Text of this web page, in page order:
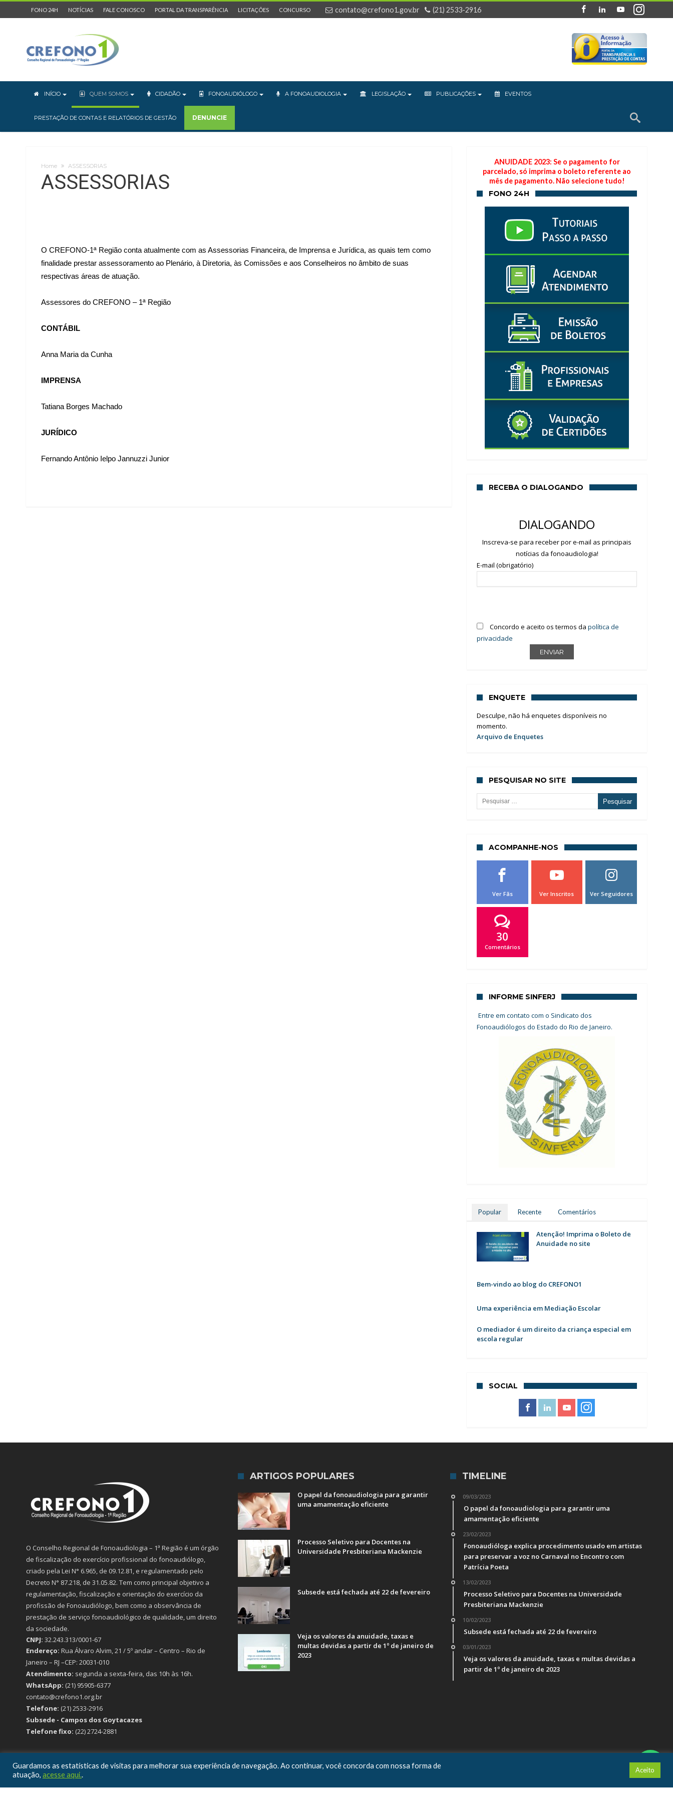
FONO 24H NOTÍCIAS FALE CONOSCO PORTAL DA TRANSPARÊNCIA LICITAÇÕES CONCURSO contato@crefono1.gov.br (21) 2533-2916
INÍCIO QUEM SOMOS CIDADÃO FONOAUDIÓLOGO A FONOAUDIOLOGIA LEGISLAÇÃO PUBLICAÇÕES EVENTOS
PRESTAÇÃO DE CONTAS E RELATÓRIOS DE GESTÃO DENUNCIE
Home ASSESSORIAS
ASSESSORIAS
O CREFONO-1ª Região conta atualmente com as Assessorias Financeira, de Imprensa e Jurídica, as quais tem como
finalidade prestar assessoramento ao Plenário, à Diretoria, às Comissões e aos Conselheiros no âmbito de suas
respectivas áreas de atuação.
Assessores do CREFONO – 1ª Região
CONTÁBIL
Anna Maria da Cunha
IMPRENSA
Tatiana Borges Machado
JURÍDICO
Fernando Antônio Ielpo Jannuzzi Junior
ANUIDADE 2023: Se o pagamento for
parcelado, só imprima o boleto referente ao
mês de pagamento. Não selecione tudo!
FONO 24H
RECEBA O DIALOGANDO
DIALOGANDO
Inscreva-se para receber por e-mail as principais
notícias da fonoaudiologia!
E-mail (obrigatório)
Concordo e aceito os termos da política de
privacidade
ENQUETE
Desculpe, não há enquetes disponíveis no
momento.
Arquivo de Enquetes
PESQUISAR NO SITE
Pesquisar por:
ACOMPANHE-NOS
Ver Fãs Ver Inscritos Ver Seguidores
30
Comentários
INFORME SINFERJ
Entre em contato com o Sindicato dos
Fonoaudiólogos do Estado do Rio de Janeiro.
Popular Recente Comentários
Atenção! Imprima o Boleto de
Anuidade no site
Bem-vindo ao blog do CREFONO1
Uma experiência em Mediação Escolar
O mediador é um direito da criança especial em
escola regular
SOCIAL
O Conselho Regional de Fonoaudiologia – 1ª Região é um órgão
de fiscalização do exercício profissional do fonoaudiólogo,
criado pela Lei N° 6.965, de 09.12.81, e regulamentado pelo
Decreto N° 87.218, de 31.05.82. Tem como principal objetivo a
regulamentação, fiscalização e orientação do exercício da
profissão de Fonoaudiólogo, bem como a observância de
prestação de serviço fonoaudiológico de qualidade, um direito
da sociedade.
CNPJ: 32.243.313/0001-67
Endereço: Rua Álvaro Alvim, 21 / 5º andar – Centro – Rio de
Janeiro – RJ –CEP: 20031-010
Atendimento: segunda a sexta-feira, das 10h às 16h.
WhatsApp: (21) 95905-6377
contato@crefono1.org.br
Telefone: (21) 2533-2916
Subsede - Campos dos Goytacazes
Telefone fixo: (22) 2724-2881
ACOMPANHE-NOS
ARTIGOS POPULARES
O papel da fonoaudiologia para garantir
uma amamentação eficiente
Processo Seletivo para Docentes na
Universidade Presbiteriana Mackenzie
Subsede está fechada até 22 de fevereiro
Veja os valores da anuidade, taxas e
multas devidas a partir de 1º de janeiro de
2023
TIMELINE
09/03/2023
O papel da fonoaudiologia para garantir uma
amamentação eficiente
23/02/2023
Fonoaudióloga explica procedimento usado em artistas
para preservar a voz no Carnaval no Encontro com
Patrícia Poeta
13/02/2023
Processo Seletivo para Docentes na Universidade
Presbiteriana Mackenzie
10/02/2023
Subsede está fechada até 22 de fevereiro
03/01/2023
Veja os valores da anuidade, taxas e multas devidas a
partir de 1º de janeiro de 2023
Guardamos as estatísticas de visitas para melhorar sua experiência de navegação. Ao continuar, você concorda com nossa forma de
atuação, acesse aqui..
Aceito